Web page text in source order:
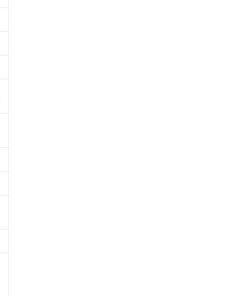
タに基づき作成されるも
ムロン制御機器販売店・
ください。
ンバーズにご登録され
および当社の共同利用者
用することをご了承くだ
るものではありません。
は出荷製品に未対応品が
り、2022年1月12日よ
エーテル類) : 1000ppm、
を及ぼさない年数を意
務取引許可)を取得する
いよう必要な手段を講じ
器並びにこれらの製造装
第三者に通知します。
る場合は、取り引きをい
担当のオムロン制御